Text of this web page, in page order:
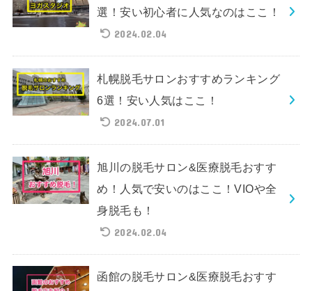
選！安い初心者に人気なのはここ！
2024.02.04
札幌脱毛サロンおすすめランキング
6選！安い人気はここ！
2024.07.01
旭川の脱毛サロン&医療脱毛おすす
め！人気で安いのはここ！VIOや全
身脱毛も！
2024.02.04
函館の脱毛サロン&医療脱毛おすす